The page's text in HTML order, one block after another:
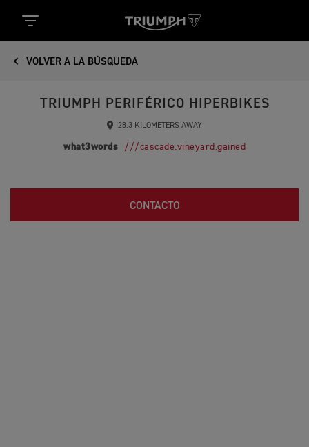
VOLVER A LA BÚSQUEDA
TRIUMPH PERIFÉRICO HIPERBIKES
28.3 KILOMETERS AWAY
what3words ///cascade.vineyard.gained
CONTACTO